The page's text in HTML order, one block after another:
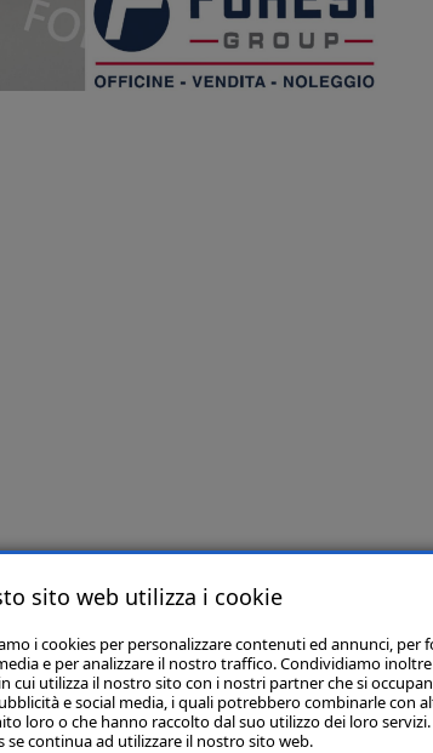
sito web utilizza i cookie
i cookies per personalizzare contenuti ed annunci, per
e per analizzare il nostro traffico. Condividiamo
cui utilizza il nostro sito con i nostri partner che si
e social media, i quali potrebbero combinarle con
loro o che hanno raccolto dal suo utilizzo dei loro
se continua ad utilizzare il nostro sito web.